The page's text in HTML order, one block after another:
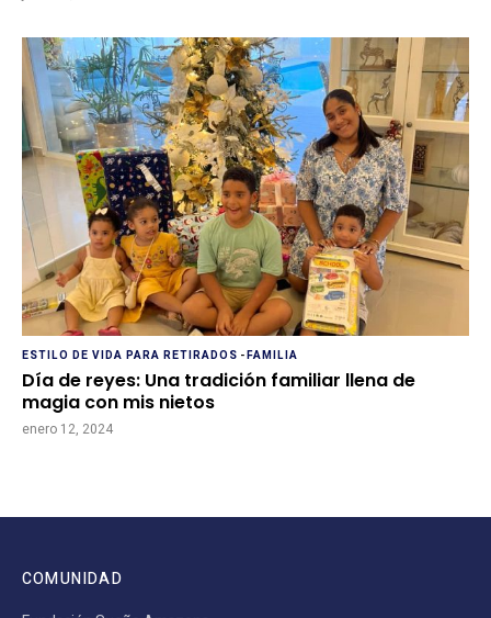
ESTILO DE VIDA PARA RETIRADOS -FAMILIA
Día de reyes: Una tradición familiar llena de
magia con mis nietos
enero 12, 2024
COMUNIDAD